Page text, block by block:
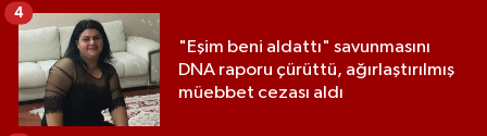
"Eşim beni aldattı" savunmasını
DNA raporu çürüttü, ağırlaştırılmış
müebbet cezası aldı
4